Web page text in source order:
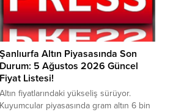
Şanlıurfa Altın Piyasasında Son
Durum: 5 Ağustos 2026 Güncel
Fiyat Listesi!
Altın fiyatlarındaki yükseliş sürüyor.
Kuyumcular piyasasında gram altın 6 bin